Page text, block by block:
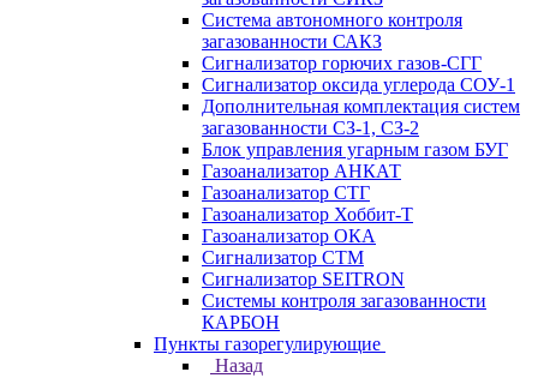
Система автономного контроля
загазованности САКЗ
Сигнализатор горючих газов-СГГ
Сигнализатор оксида углерода СОУ-1
Дополнительная комплектация систем
загазованности СЗ-1, СЗ-2
Блок управления угарным газом БУГ
Газоанализатор АНКАТ
Газоанализатор СТГ
Газоанализатор Хоббит-Т
Газоанализатор ОКА
Сигнализатор СТМ
Сигнализатор SEITRON
Системы контроля загазованности
КАРБОН
Пункты газорегулирующие
Назад